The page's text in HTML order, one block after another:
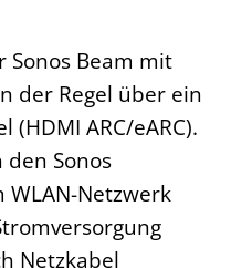
Beam mit
der Regel über ein
ARC/eARC).
Sonos
Netzwerk
Netzkabel